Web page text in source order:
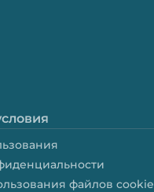
файлов cookie